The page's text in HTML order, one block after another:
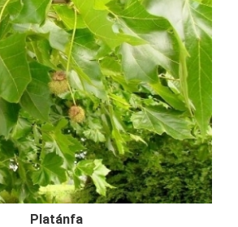
Platánfa